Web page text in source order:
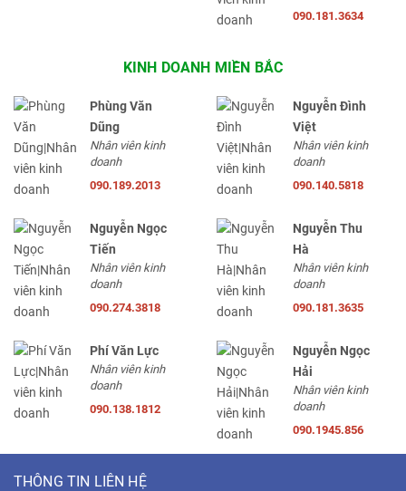
090.181.3634
KINH DOANH MIỀN BẮC
Phùng Văn
Dũng
Nhân viên kinh
doanh
090.189.2013
Nguyễn Đình
Việt
Nhân viên kinh
doanh
090.140.5818
Nguyễn Ngọc
Tiến
Nhân viên kinh
doanh
090.274.3818
Nguyễn Thu
Hà
Nhân viên kinh
doanh
090.181.3635
Phí Văn Lực
Nhân viên kinh
doanh
090.138.1812
Nguyễn Ngọc
Hải
Nhân viên kinh
doanh
090.1945.856
THÔNG TIN LIÊN HỆ